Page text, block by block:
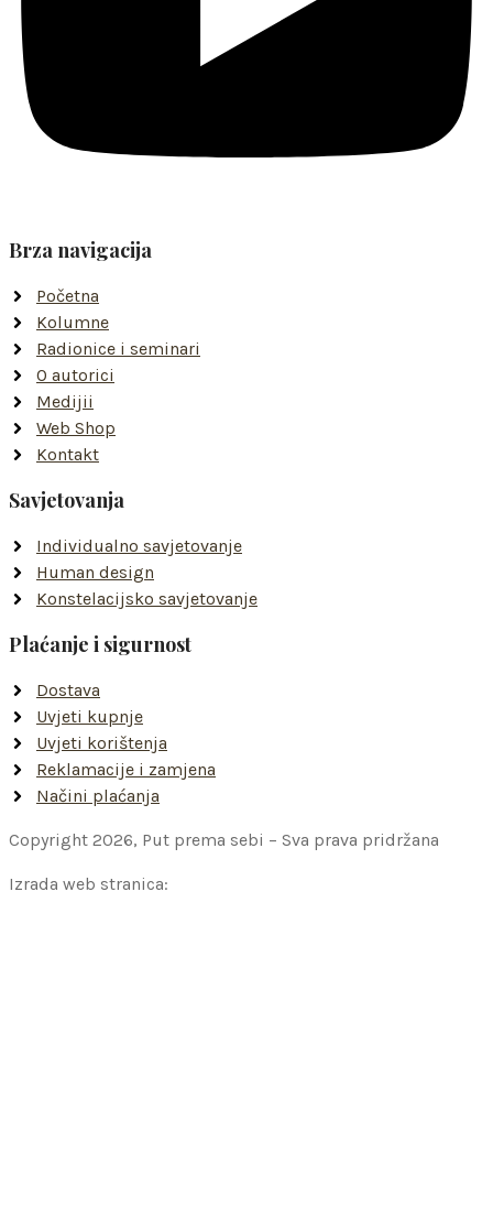
Brza navigacija
Početna
Kolumne
Radionice i seminari
O autorici
Medijii
Web Shop
Kontakt
Savjetovanja
Individualno savjetovanje
Human design
Konstelacijsko savjetovanje
Plaćanje i sigurnost
Dostava
Uvjeti kupnje
Uvjeti korištenja
Reklamacije i zamjena
Načini plaćanja
Copyright 2026, Put prema sebi – Sva prava pridržana
Izrada web stranica: